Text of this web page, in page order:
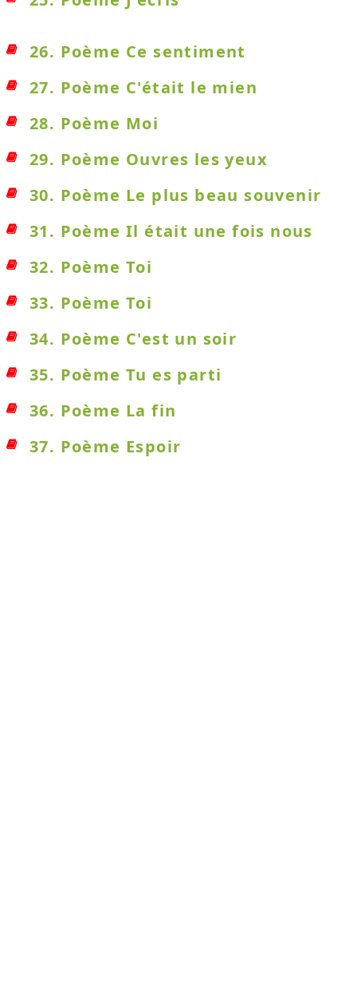
26. Poème Ce sentiment
27. Poème C'était le mien
28. Poème Moi
29. Poème Ouvres les yeux
30. Poème Le plus beau souvenir
31. Poème Il était une fois nous
32. Poème Toi
33. Poème Toi
34. Poème C'est un soir
35. Poème Tu es parti
36. Poème La fin
37. Poème Espoir